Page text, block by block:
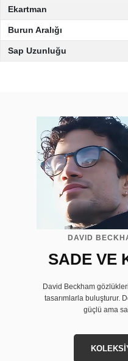
Ekartman
Burun Aralığı
Sap Uzunluğu
DAVID
SADE VE
David Beckham
tasarımlarla buluşturur.
güçlü ama